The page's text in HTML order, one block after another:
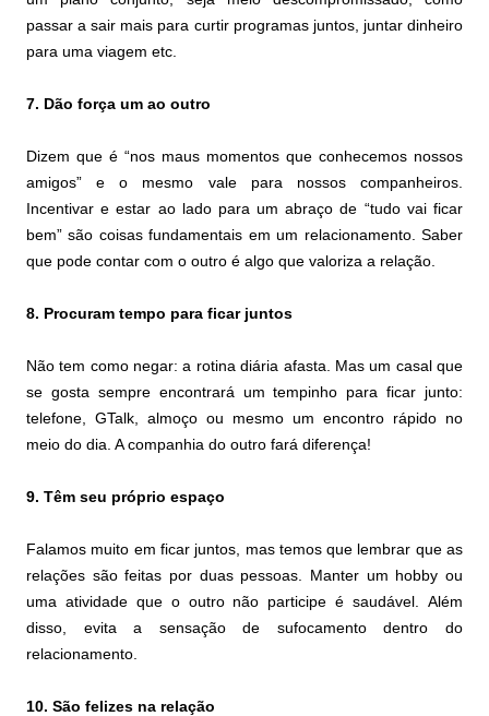
passar a sair mais para curtir programas juntos, juntar dinheiro
para uma viagem etc.
7. Dão força um ao outro
Dizem que é “nos maus momentos que conhecemos nossos
amigos” e o mesmo vale para nossos companheiros.
Incentivar e estar ao lado para um abraço de “tudo vai ficar
bem” são coisas fundamentais em um relacionamento. Saber
que pode contar com o outro é algo que valoriza a relação.
8. Procuram tempo para ficar juntos
Não tem como negar: a rotina diária afasta. Mas um casal que
se gosta sempre encontrará um tempinho para ficar junto:
telefone, GTalk, almoço ou mesmo um encontro rápido no
meio do dia. A companhia do outro fará diferença!
9. Têm seu próprio espaço
Falamos muito em ficar juntos, mas temos que lembrar que as
relações são feitas por duas pessoas. Manter um hobby ou
uma atividade que o outro não participe é saudável. Além
disso, evita a sensação de sufocamento dentro do
relacionamento.
10. São felizes na relação